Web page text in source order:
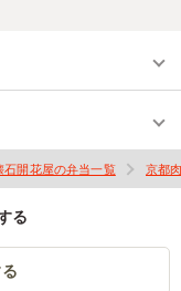
石開花屋の弁当一覧 京都
る